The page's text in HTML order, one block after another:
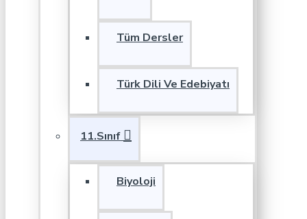
Tüm Dersler
Türk Dili Ve Edebiyatı
11.Sınıf
Biyoloji